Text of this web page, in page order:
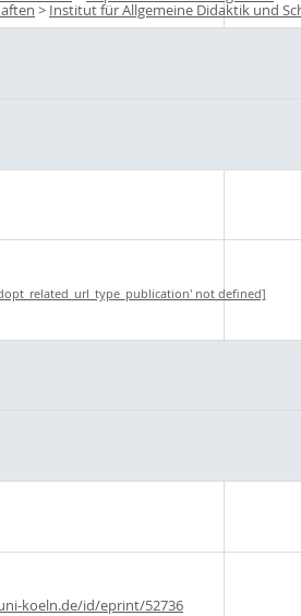
> Institut für Allgemeine Didaktik und
not defined]
koeln.de/id/eprint/52736